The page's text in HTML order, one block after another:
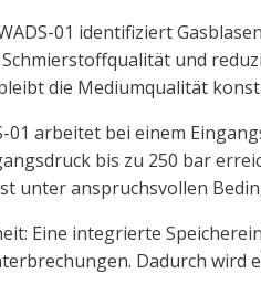
01 identifiziert
und
die Mediumqualität
arbeitet bei einem
bis zu 250 bar
unter anspruchsvollen
Eine integrierte
Dadurch